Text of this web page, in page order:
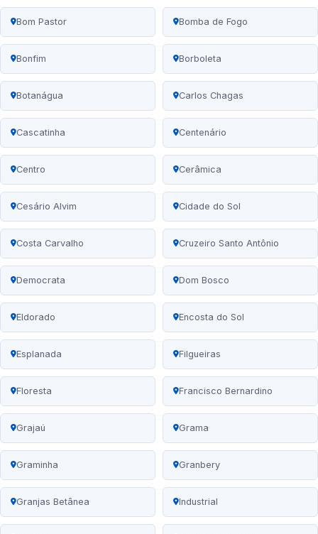
Bom Pastor Bomba de Fogo
Bonfim Borboleta
Botanágua Carlos Chagas
Cascatinha Centenário
Centro Cerâmica
Cesário Alvim Cidade do Sol
Costa Carvalho Cruzeiro Santo Antônio
Democrata Dom Bosco
Eldorado Encosta do Sol
Esplanada Filgueiras
Floresta Francisco Bernardino
Grajaú Grama
Graminha Granbery
Granjas Betânea Industrial